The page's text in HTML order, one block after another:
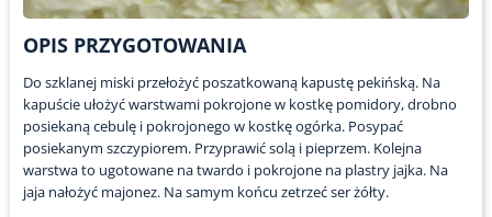
OPIS PRZYGOTOWANIA
Do szklanej miski przełożyć poszatkowaną kapustę pekińską. Na
kapuście ułożyć warstwami pokrojone w kostkę pomidory, drobno
posiekaną cebulę i pokrojonego w kostkę ogórka. Posypać
posiekanym szczypiorem. Przyprawić solą i pieprzem. Kolejna
warstwa to ugotowane na twardo i pokrojone na plastry jajka. Na
jaja nałożyć majonez. Na samym końcu zetrzeć ser żółty.